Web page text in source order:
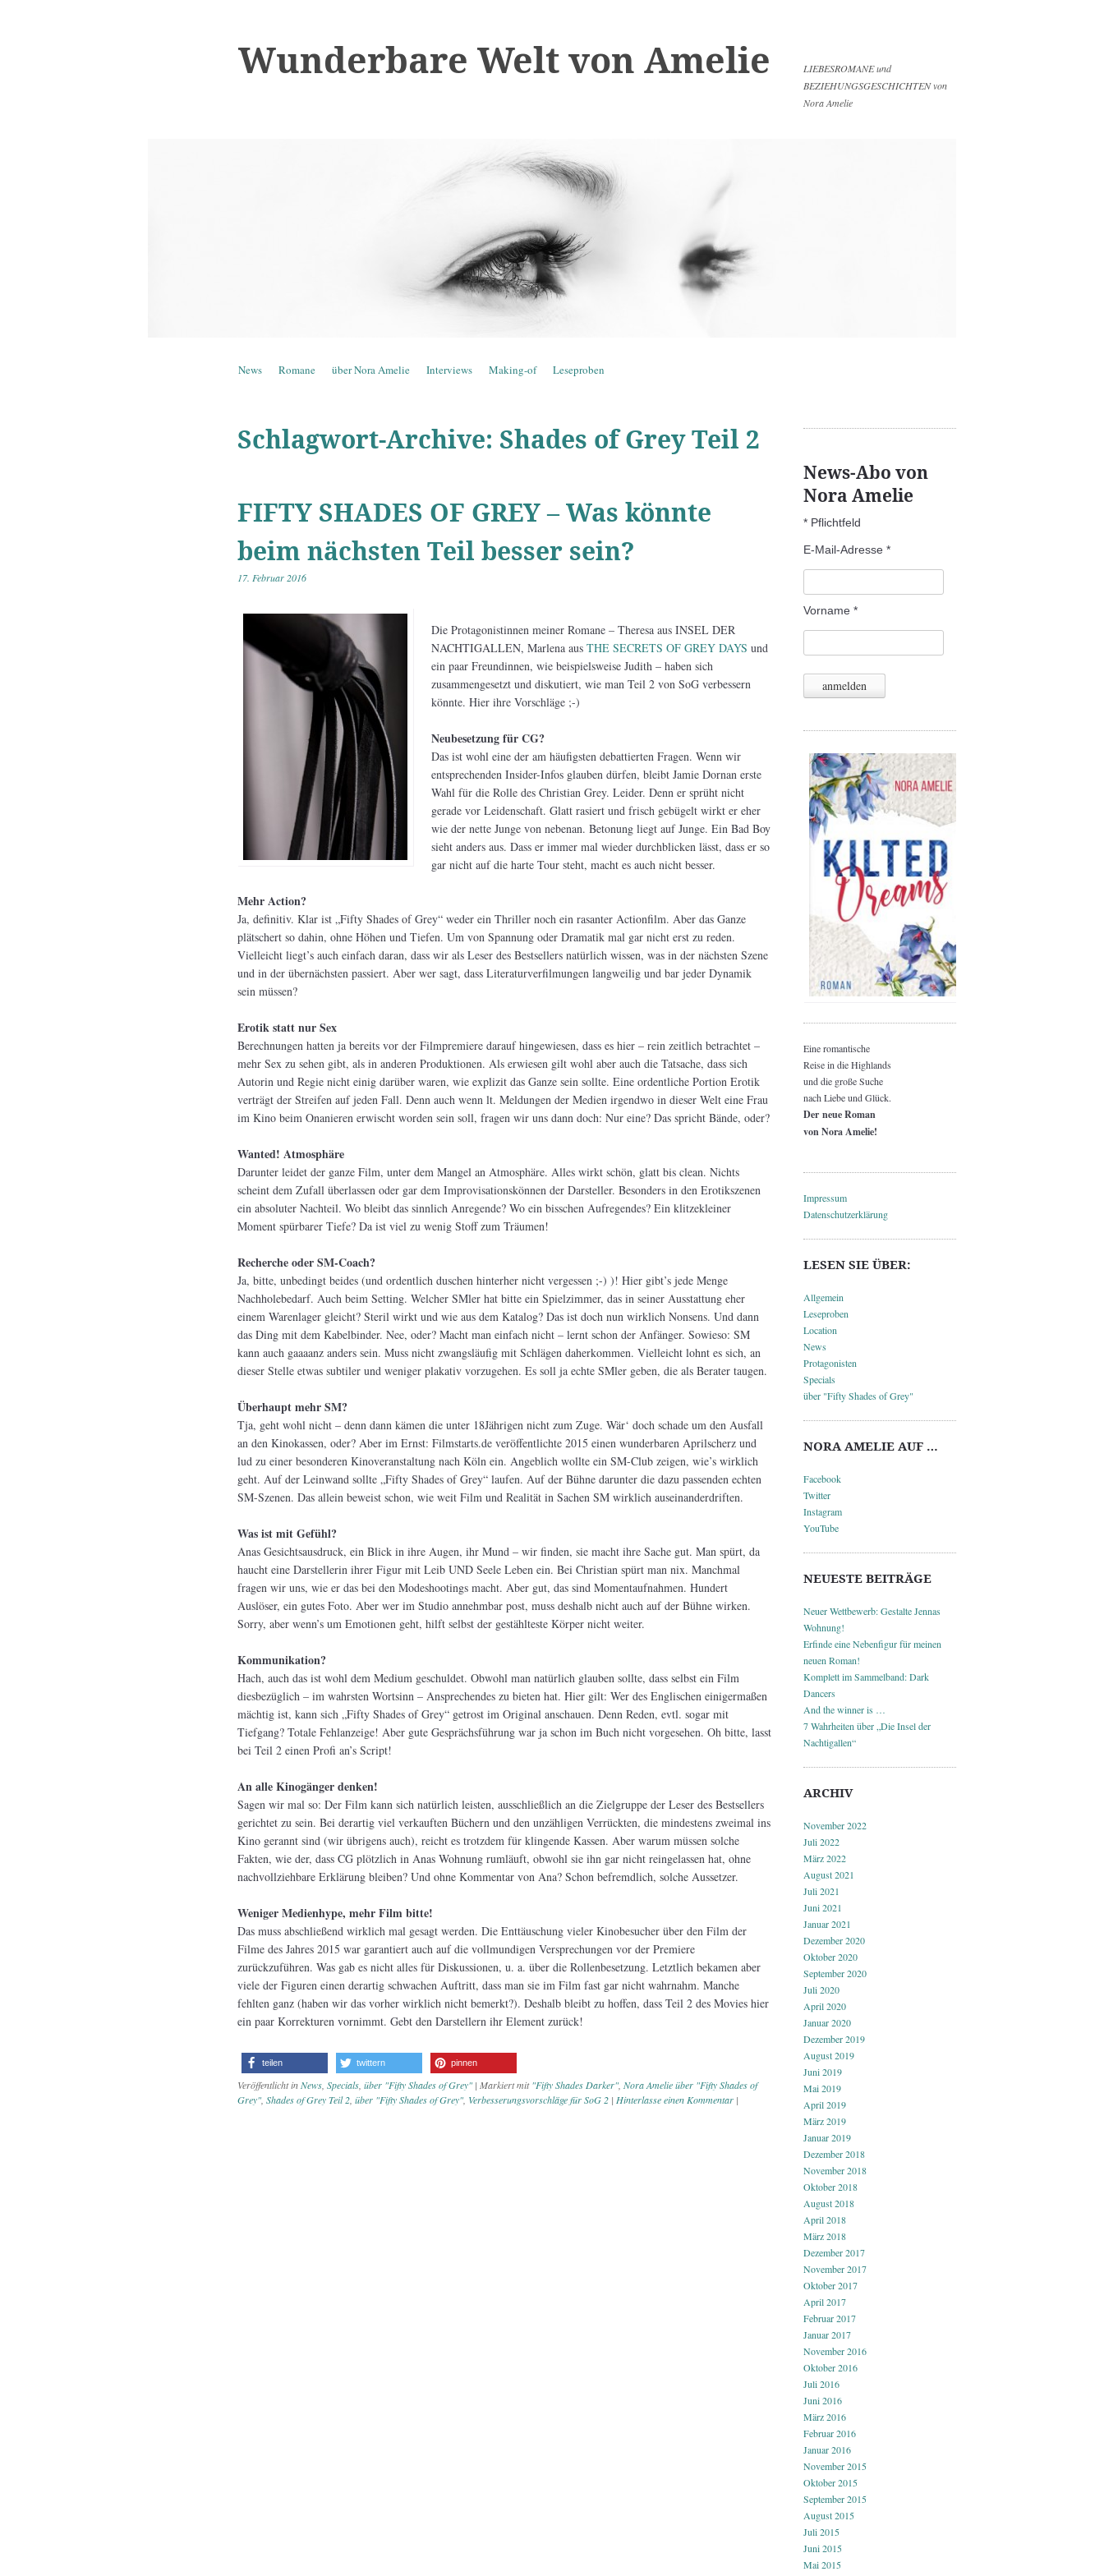
Wunderbare Welt von Amelie
LIEBESROMANE und
BEZIEHUNGSGESCHICHTEN von
Nora Amelie
Menü
Springe zum Inhalt
News Romane über Nora Amelie Interviews Making-of Leseproben
Schlagwort-Archive: Shades of Grey Teil 2
FIFTY SHADES OF GREY – Was könnte
beim nächsten Teil besser sein?
17. Februar 2016
Die Protagonistinnen meiner Romane – Theresa aus INSEL DER
NACHTIGALLEN, Marlena aus THE SECRETS OF GREY DAYS und
ein paar Freundinnen, wie beispielsweise Judith – haben sich
zusammengesetzt und diskutiert, wie man Teil 2 von SoG verbessern
könnte. Hier ihre Vorschläge ;-)
Neubesetzung für CG?
Das ist wohl eine der am häufigsten debattierten Fragen. Wenn wir
entsprechenden Insider-Infos glauben dürfen, bleibt Jamie Dornan erste
Wahl für die Rolle des Christian Grey. Leider. Denn er sprüht nicht
gerade vor Leidenschaft. Glatt rasiert und frisch gebügelt wirkt er eher
wie der nette Junge von nebenan. Betonung liegt auf Junge. Ein Bad Boy
sieht anders aus. Dass er immer mal wieder durchblicken lässt, dass er so
gar nicht auf die harte Tour steht, macht es auch nicht besser.
Mehr Action?
Ja, definitiv. Klar ist „Fifty Shades of Grey“ weder ein Thriller noch ein rasanter Actionfilm. Aber das Ganze
plätschert so dahin, ohne Höhen und Tiefen. Um von Spannung oder Dramatik mal gar nicht erst zu reden.
Vielleicht liegt’s auch einfach daran, dass wir als Leser des Bestsellers natürlich wissen, was in der nächsten Szene
und in der übernächsten passiert. Aber wer sagt, dass Literaturverfilmungen langweilig und bar jeder Dynamik
sein müssen?
Erotik statt nur Sex
Berechnungen hatten ja bereits vor der Filmpremiere darauf hingewiesen, dass es hier – rein zeitlich betrachtet –
mehr Sex zu sehen gibt, als in anderen Produktionen. Als erwiesen gilt wohl aber auch die Tatsache, dass sich
Autorin und Regie nicht einig darüber waren, wie explizit das Ganze sein sollte. Eine ordentliche Portion Erotik
verträgt der Streifen auf jeden Fall. Denn auch wenn lt. Meldungen der Medien irgendwo in dieser Welt eine Frau
im Kino beim Onanieren erwischt worden sein soll, fragen wir uns dann doch: Nur eine? Das spricht Bände, oder?
Wanted! Atmosphäre
Darunter leidet der ganze Film, unter dem Mangel an Atmosphäre. Alles wirkt schön, glatt bis clean. Nichts
scheint dem Zufall überlassen oder gar dem Improvisationskönnen der Darsteller. Besonders in den Erotikszenen
ein absoluter Nachteil. Wo bleibt das sinnlich Anregende? Wo ein bisschen Aufregendes? Ein klitzekleiner
Moment spürbarer Tiefe? Da ist viel zu wenig Stoff zum Träumen!
Recherche oder SM-Coach?
Ja, bitte, unbedingt beides (und ordentlich duschen hinterher nicht vergessen ;-) )! Hier gibt’s jede Menge
Nachholebedarf. Auch beim Setting. Welcher SMler hat bitte ein Spielzimmer, das in seiner Ausstattung eher
einem Warenlager gleicht? Steril wirkt und wie aus dem Katalog? Das ist doch nun wirklich Nonsens. Und dann
das Ding mit dem Kabelbinder. Nee, oder? Macht man einfach nicht – lernt schon der Anfänger. Sowieso: SM
kann auch gaaaanz anders sein. Muss nicht zwangsläufig mit Schlägen daherkommen. Vielleicht lohnt es sich, an
dieser Stelle etwas subtiler und weniger plakativ vorzugehen. Es soll ja echte SMler geben, die als Berater taugen.
Überhaupt mehr SM?
Tja, geht wohl nicht – denn dann kämen die unter 18Jährigen nicht zum Zuge. Wär‘ doch schade um den Ausfall
an den Kinokassen, oder? Aber im Ernst: Filmstarts.de veröffentlichte 2015 einen wunderbaren Aprilscherz und
lud zu einer besonderen Kinoveranstaltung nach Köln ein. Angeblich wollte ein SM-Club zeigen, wie’s wirklich
geht. Auf der Leinwand sollte „Fifty Shades of Grey“ laufen. Auf der Bühne darunter die dazu passenden echten
SM-Szenen. Das allein beweist schon, wie weit Film und Realität in Sachen SM wirklich auseinanderdriften.
Was ist mit Gefühl?
Anas Gesichtsausdruck, ein Blick in ihre Augen, ihr Mund – wir finden, sie macht ihre Sache gut. Man spürt, da
haucht eine Darstellerin ihrer Figur mit Leib UND Seele Leben ein. Bei Christian spürt man nix. Manchmal
fragen wir uns, wie er das bei den Modeshootings macht. Aber gut, das sind Momentaufnahmen. Hundert
Auslöser, ein gutes Foto. Aber wer im Studio annehmbar post, muss deshalb nicht auch auf der Bühne wirken.
Sorry, aber wenn’s um Emotionen geht, hilft selbst der gestählteste Körper nicht weiter.
Kommunikation?
Hach, auch das ist wohl dem Medium geschuldet. Obwohl man natürlich glauben sollte, dass selbst ein Film
diesbezüglich – im wahrsten Wortsinn – Ansprechendes zu bieten hat. Hier gilt: Wer des Englischen einigermaßen
mächtig ist, kann sich „Fifty Shades of Grey“ getrost im Original anschauen. Denn Reden, evtl. sogar mit
Tiefgang? Totale Fehlanzeige! Aber gute Gesprächsführung war ja schon im Buch nicht vorgesehen. Oh bitte, lasst
bei Teil 2 einen Profi an’s Script!
An alle Kinogänger denken!
Sagen wir mal so: Der Film kann sich natürlich leisten, ausschließlich an die Zielgruppe der Leser des Bestsellers
gerichtet zu sein. Bei derartig viel verkauften Büchern und den unzähligen Verrückten, die mindestens zweimal ins
Kino gerannt sind (wir übrigens auch), reicht es trotzdem für klingende Kassen. Aber warum müssen solche
Fakten, wie der, dass CG plötzlich in Anas Wohnung rumläuft, obwohl sie ihn gar nicht reingelassen hat, ohne
nachvollziehbare Erklärung bleiben? Und ohne Kommentar von Ana? Schon befremdlich, solche Aussetzer.
Weniger Medienhype, mehr Film bitte!
Das muss abschließend wirklich mal gesagt werden. Die Enttäuschung vieler Kinobesucher über den Film der
Filme des Jahres 2015 war garantiert auch auf die vollmundigen Versprechungen vor der Premiere
zurückzuführen. Was gab es nicht alles für Diskussionen, u. a. über die Rollenbesetzung. Letztlich bekamen aber
viele der Figuren einen derartig schwachen Auftritt, dass man sie im Film fast gar nicht wahrnahm. Manche
fehlten ganz (haben wir das vorher wirklich nicht bemerkt?). Deshalb bleibt zu hoffen, dass Teil 2 des Movies hier
ein paar Korrekturen vornimmt. Gebt den Darstellern ihr Element zurück!
teilen twittern pinnen
Veröffentlicht inNews, Specials, über "Fifty Shades of Grey" | Markiert mit"Fifty Shades Darker", Nora Amelie über "Fifty Shades of
Grey", Shades of Grey Teil 2, über "Fifty Shades of Grey", Verbesserungsvorschläge für SoG 2 | Hinterlasse einen Kommentar |
News-Abo von
Nora Amelie
* Pflichtfeld
E-Mail-Adresse *
Vorname *
Eine romantische
Reise in die Highlands
und die große Suche
nach Liebe und Glück.
Der neue Roman
von Nora Amelie!
Impressum
Datenschutzerklärung
LESEN SIE ÜBER:
Allgemein
Leseproben
Location
News
Protagonisten
Specials
über "Fifty Shades of Grey"
NORA AMELIE AUF …
Facebook
Twitter
Instagram
YouTube
NEUESTE BEITRÄGE
Neuer Wettbewerb: Gestalte Jennas
Wohnung!
Erfinde eine Nebenfigur für meinen
neuen Roman!
Komplett im Sammelband: Dark
Dancers
And the winner is …
7 Wahrheiten über „Die Insel der
Nachtigallen“
ARCHIV
November 2022
Juli 2022
März 2022
August 2021
Juli 2021
Juni 2021
Januar 2021
Dezember 2020
Oktober 2020
September 2020
Juli 2020
April 2020
Januar 2020
Dezember 2019
August 2019
Juni 2019
Mai 2019
April 2019
März 2019
Januar 2019
Dezember 2018
November 2018
Oktober 2018
August 2018
April 2018
März 2018
Dezember 2017
November 2017
Oktober 2017
April 2017
Februar 2017
Januar 2017
November 2016
Oktober 2016
Juli 2016
Juni 2016
März 2016
Februar 2016
Januar 2016
November 2015
Oktober 2015
September 2015
August 2015
Juli 2015
Juni 2015
Mai 2015